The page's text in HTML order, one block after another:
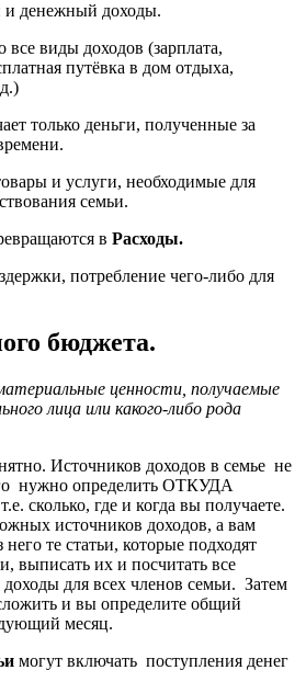
и денежный доходы.
виды доходов (зарплата,
путёвка в дом отдыха,
только деньги, полученные за
и услуги, необходимые для
семьи.
в Расходы.
потребление чего-либо для
бюджета.
ценности, получаемые
лица или какого-либо рода
Источников доходов в семье не
нужно определить ОТКУДА
где и когда вы получаете.
источников доходов, а вам
те статьи, которые подходят
выписать их и посчитать все
для всех членов семьи. Затем
и вы определите общий
месяц.
могут включать поступления денег